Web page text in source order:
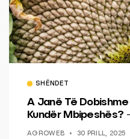
SHËNDET
A Janë Të
Kundër Mbipeshës?
AGROWEB 30 PRILL, 2025